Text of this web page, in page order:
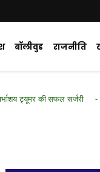
बॉलीवुड राजनीति
सर्जरी